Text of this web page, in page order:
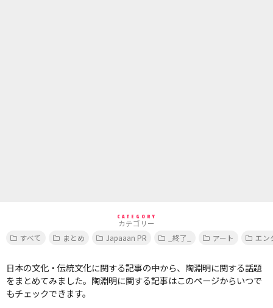
CATEGORY
カテゴリー
すべて
まとめ Japaaan PR _終了_ アート エン
日本の文化・伝統文化に関する記事の中から、陶淵明に関する話題
をまとめてみました。陶淵明に関する記事はこのページからいつで
もチェックできます。